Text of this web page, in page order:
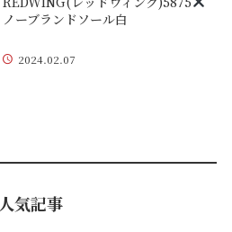
ノーブランドソール白
2024.02.07
人気記事